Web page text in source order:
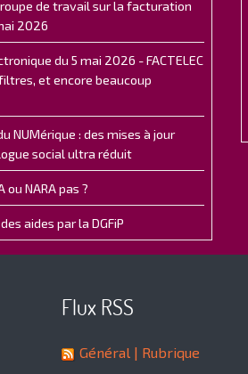
de travail sur la facturation
2026
du 5 mai 2026 - FACTELEC
et encore beaucoup
NUMérique : des mises à jour
social ultra réduit
ou NARA pas ?
aides par la DGFiP
Flux RSS
Général | Rubrique